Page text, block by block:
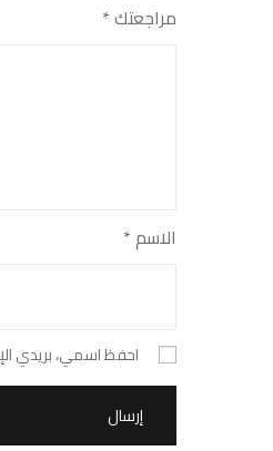
مراجعتك*
الاسم*
احفظ اسمي، بريدي